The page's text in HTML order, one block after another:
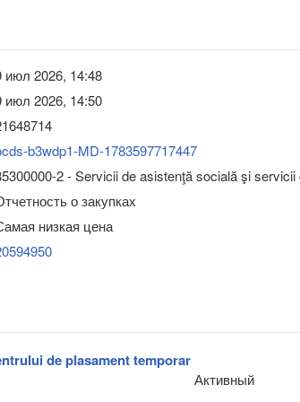
июл 2026, 14:48
июл 2026, 14:50
b3wdp1-MD-1783597717447
2 - Servicii de asistenţă socială şi servicii
о закупках
низкая цена
de plasament temporar
Активный